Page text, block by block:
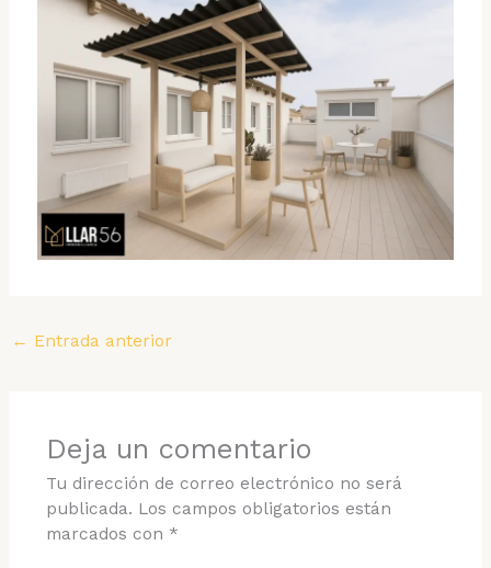
← Entrada anterior
Deja un comentario
Tu dirección de correo electrónico no será
publicada. Los campos obligatorios están
marcados con *